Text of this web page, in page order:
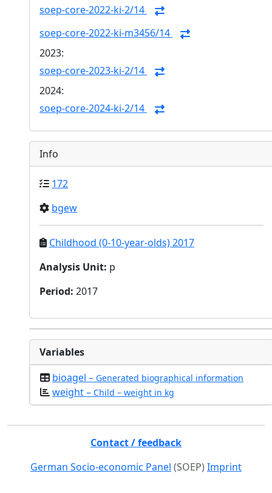
soep-core-2022-ki-2/14
soep-core-2022-ki-m3456/14
2023:
soep-core-2023-ki-2/14
2024:
soep-core-2024-ki-2/14
Info
172
bgew
Childhood (0-10-year-olds) 2017
Analysis Unit: p
Period: 2017
Variables
bioagel – Generated biographical information
weight – Child – weight in kg
Contact / feedback
German Socio-economic Panel (SOEP) Imprint